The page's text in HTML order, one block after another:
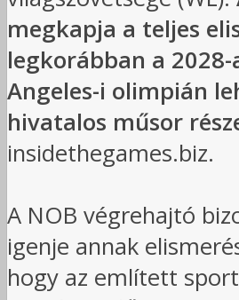
megkapja a teljes
legkorábban a 2028-
Angeles-i olimpián
hivatalos műsor
insidethegames.biz.
A NOB végrehajtó
igenje annak
hogy az említett